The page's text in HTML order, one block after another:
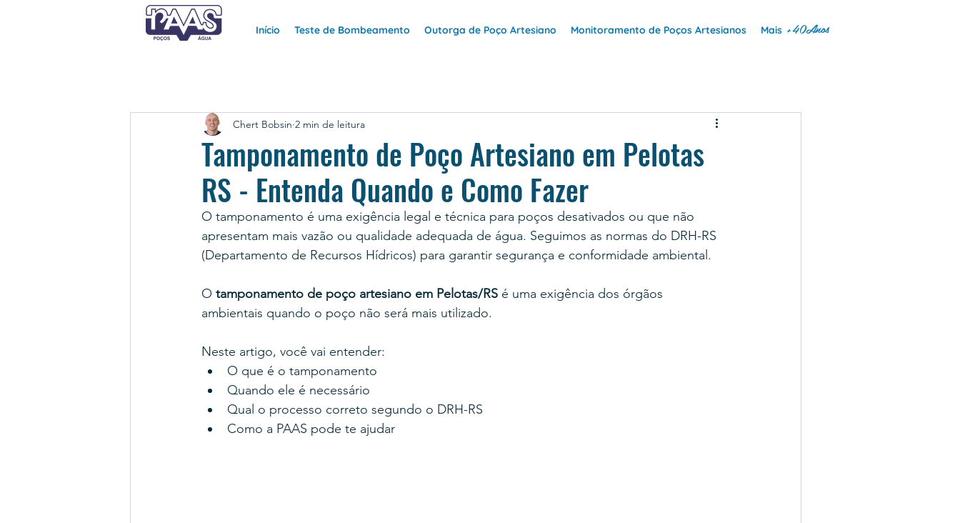
Início Teste de Bombeamento Outorga de Poço Artesiano Monitoramento de Poços Artesianos Mais +40Anos
Tamponamento de Poço Artesiano em Pelotas
RS - Entenda Quando e Como Fazer
Chert Bobsin 2 min de leitura
O tamponamento é uma exigência legal e técnica para poços desativados ou que não
apresentam mais vazão ou qualidade adequada de água. Seguimos as normas do DRH-RS
(Departamento de Recursos Hídricos) para garantir segurança e conformidade ambiental.
O tamponamento de poço artesiano em Pelotas/RS é uma exigência dos órgãos
ambientais quando o poço não será mais utilizado.
Neste artigo, você vai entender:
O que é o tamponamento
Quando ele é necessário
Qual o processo correto segundo o DRH-RS
Como a PAAS pode te ajudar